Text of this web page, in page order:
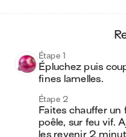
Étape 1
Épluchez puis
fines lamelles.
Étape 2
Faites chauffer
poêle, sur feu vif.
les revenir 2